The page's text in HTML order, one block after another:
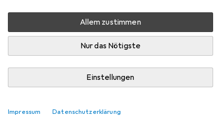
Allem zustimmen
Nur das Nötigste
Einstellungen
Impressum Datenschutzerklärung
Zwischen Sa, 15.8. und Do, 20.8. geliefert
Nur 1 Stück an Lager beim Lieferanten
Benachrichtigen, wenn schneller verfügbar
Lieferort angeben für genaue Lieferzeit